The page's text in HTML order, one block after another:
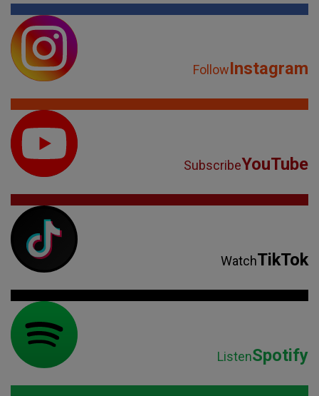
FollowInstagram
SubscribeYouTube
WatchTikTok
ListenSpotify